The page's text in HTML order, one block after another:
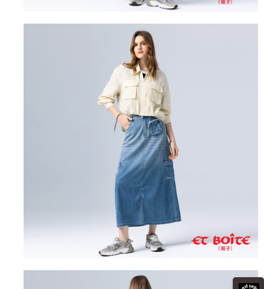
２．關於個人資料處理事宜，請瀏覽以下網址：
３．未成年的使用者請事先徵得法定代理人或監護人之同意方可使用
「AFTEE先享後付」，若未經同意申辦者引起之損失，本公司不負相關責
４．使用「AFTEE先享後付」時，將依據個別帳號之用戶狀況，依本公司即
時審查核予不同之上限額度；若仍有額度不足之情形，本公司將視審查結果
５．嚴禁一人註冊多個帳號或使用他人資訊註冊。若發現惡意使用之情形，
恩沛科技股份有限公司將有權停止該用戶之使用額度並採取法律行動。
每筆NT$100，滿NT$3,000(含以上)免運費